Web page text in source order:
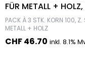
FÜR METALL +
PACK À 3 STK. KORN 100, Z.
METALL + HOLZ
CHF46.70 inkl. 8.1%